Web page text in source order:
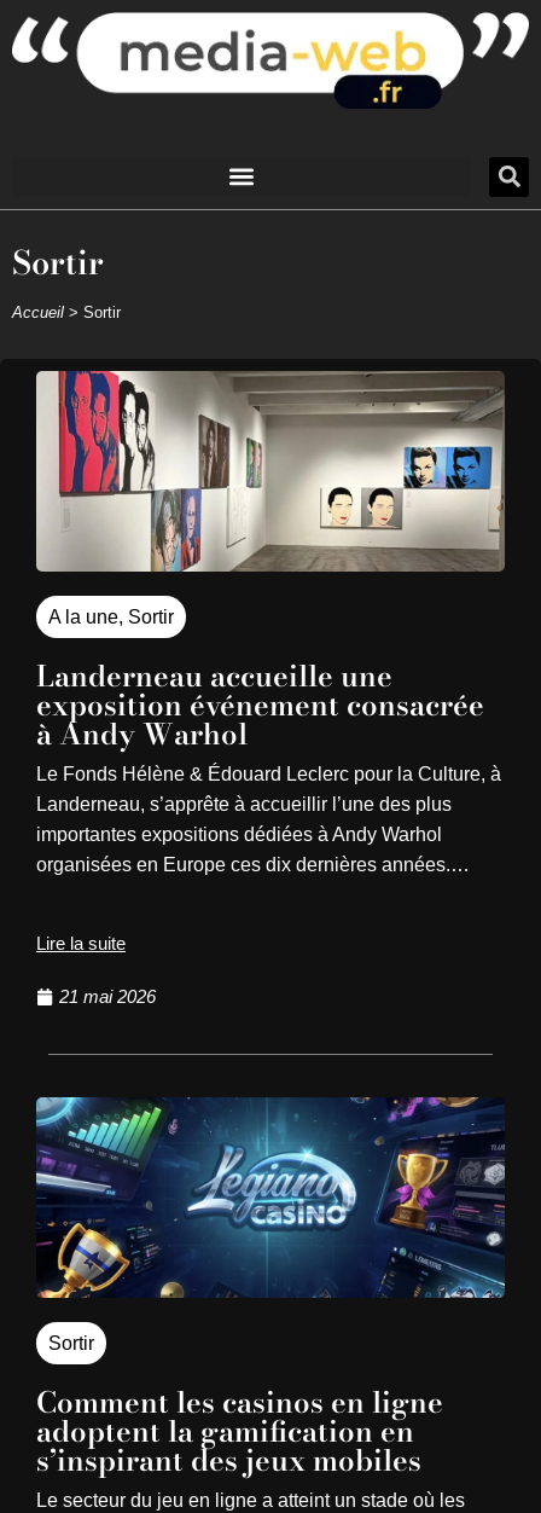
Sortir
Accueil > Sortir
A la une, Sortir
Landerneau accueille une
exposition événement consacrée
à Andy Warhol
Le Fonds Hélène & Édouard Leclerc pour la Culture, à
Landerneau, s’apprête à accueillir l’une des plus
importantes expositions dédiées à Andy Warhol
organisées en Europe ces dix dernières années.…
Lire la suite
21 mai 2026
Sortir
Comment les casinos en ligne
adoptent la gamification en
s’inspirant des jeux mobiles
Le secteur du jeu en ligne a atteint un stade où les